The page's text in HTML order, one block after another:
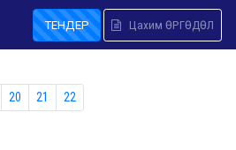
ТЕНДЕР Цахим ӨРГӨДӨЛ
20 21 22